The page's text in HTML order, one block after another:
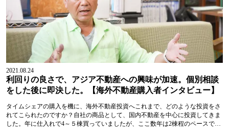
2021.08.24
利回りの良さで、アジア不動産への興味が加速。個別相談
をした後に即決した。【海外不動産購入者インタビュー】
タイムシェアの購入を機に、海外不動産投資へこれまで、どのような投資をさ
れてこられたのですか？自社の商品として、国内不動産を中心に投資してきま
した。年に仕入れで4～５棟買っていましたが、ここ数年は2棟程のペースで、